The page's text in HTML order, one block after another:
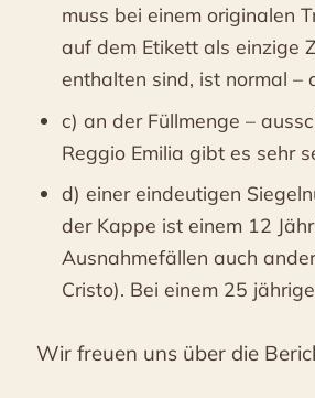
muss bei einem originalen
auf dem Etikett als einzige
enthalten sind, ist normal –
c) an der Füllmenge –
Reggio Emilia gibt es sehr
d) einer eindeutigen
der Kappe ist einem 12
Ausnahmefällen auch
Cristo). Bei einem 25
Wir freuen uns über die